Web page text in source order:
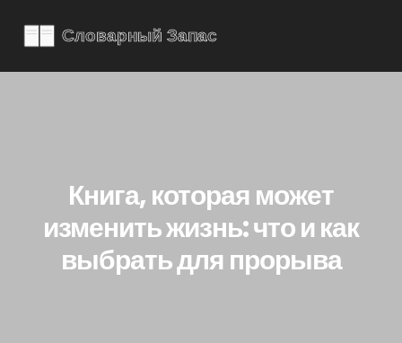
Книга, которая может
изменить жизнь: что и как
выбрать для прорыва